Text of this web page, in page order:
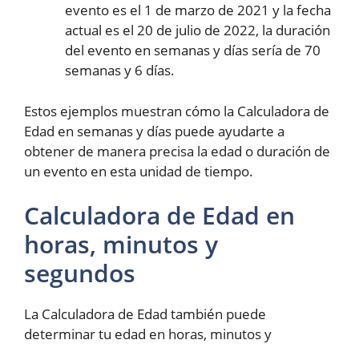
evento es el 1 de marzo de 2021 y la fecha
actual es el 20 de julio de 2022, la duración
del evento en semanas y días sería de 70
semanas y 6 días.
Estos ejemplos muestran cómo la Calculadora de
Edad en semanas y días puede ayudarte a
obtener de manera precisa la edad o duración de
un evento en esta unidad de tiempo.
Calculadora de Edad en
horas, minutos y
segundos
La Calculadora de Edad también puede
determinar tu edad en horas, minutos y